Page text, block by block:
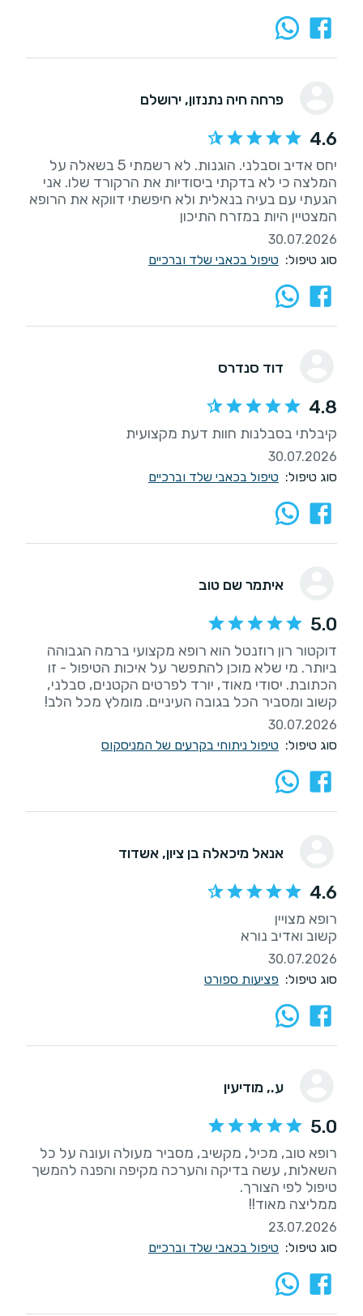
פרחה חיה נתנזון, ירושלם
4.6
יחס אדיב וסבלני. הוגנות. לא רשמתי 5 בשאלה על
המלצה כי לא בדקתי ביסודיות את הרקורד שלו. אני
הגעתי עם בעיה בנאלית ולא חיפשתי דווקא את הרופא
המצטיין היות במזרח התיכון
30.07.2026
סוג טיפול: טיפול בכאבי שלד וברכיים
דוד סנדרס
4.8
קיבלתי בסבלנות חוות דעת מקצועית
30.07.2026
סוג טיפול: טיפול בכאבי שלד וברכיים
איתמר שם טוב
5.0
דוקטור רון רוזנטל הוא רופא מקצועי ברמה הגבוהה
ביותר. מי שלא מוכן להתפשר על איכות הטיפול - זו
הכתובת. יסודי מאוד, יורד לפרטים הקטנים, סבלני,
קשוב ומסביר הכל בגובה העיניים. מומלץ מכל הלב!
30.07.2026
סוג טיפול: טיפול ניתוחי בקרעים של המניסקוס
אנאל מיכאלה בן ציון, אשדוד
4.6
קשוב ואדיב נורא
30.07.2026
סוג טיפול: פציעות ספורט
ע., מודיעין
5.0
רופא טוב, מכיל, מקשיב, מסביר מעולה ועונה על כל
השאלות, עשה בדיקה והערכה מקיפה והפנה להמשך
ממליצה מאוד!!
23.07.2026
סוג טיפול: טיפול בכאבי שלד וברכיים